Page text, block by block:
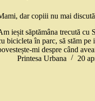
dar copiii nu mai
ieșit săptămâna trecută cu
bicicleta în parc, să stăm
mi despre când
Printesa Urbana
20